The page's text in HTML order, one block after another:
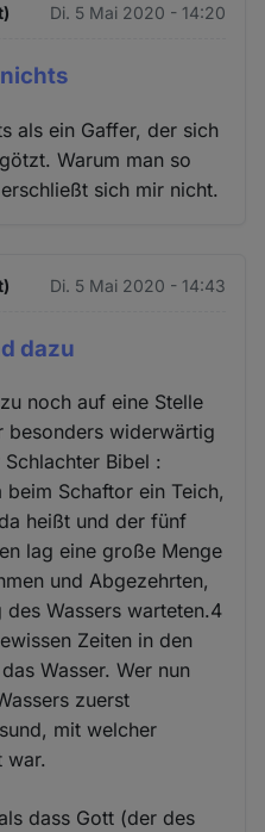
Di. 5 Mai 2020 - 14:20
als ein Gaffer, der sich
Warum man so
sich mir nicht.
Di. 5 Mai 2020 - 14:43
dazu
noch auf eine Stelle
besonders widerwärtig
Bibel :
Schaftor ein Teich,
heißt und der fünf
lag eine große Menge
und Abgezehrten,
Wassers warteten.4
Zeiten in den
Wasser. Wer nun
zuerst
mit welcher
war.
dass Gott (der des